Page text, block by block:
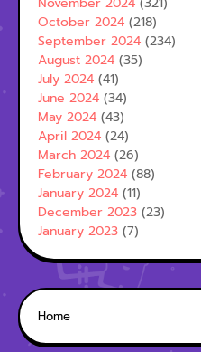
October 2024 (218)
September 2024 (234)
August 2024 (35)
July 2024 (41)
June 2024 (34)
May 2024 (43)
April 2024 (24)
March 2024 (26)
February 2024 (88)
January 2024 (11)
December 2023 (23)
January 2023 (7)
Home